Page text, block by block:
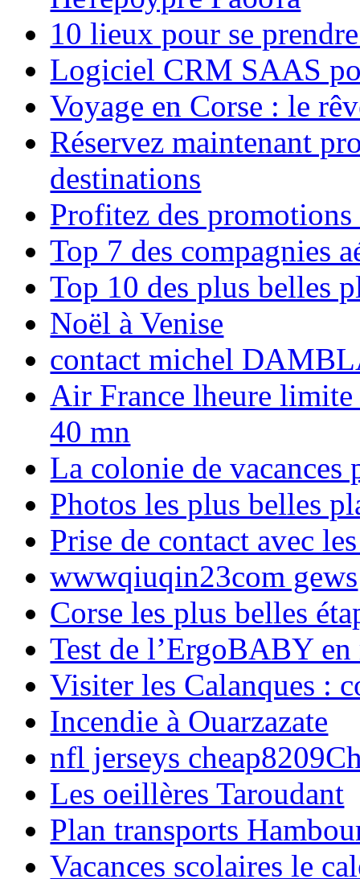
10 lieux pour se
Logiciel CRM SAAS
Voyage en Corse : le
Réservez maintenant
destinations
Profitez des
Top 7 des compagnies
Top 10 des plus belles
Noël à Venise
contact michel
Air France lheure limite
40 mn
La colonie de vacances
Photos les plus belles
Prise de contact avec
wwwqiuqin23com gews
Corse les plus belles
Test de l’ErgoBABY en
Visiter les Calanques :
Incendie à Ouarzazate
nfl jerseys
Les oeillères Taroudant
Plan transports
Vacances scolaires le